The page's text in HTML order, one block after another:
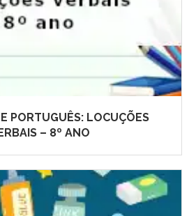
PORTUGUÊS: LOCUÇÕES
– 8º ANO